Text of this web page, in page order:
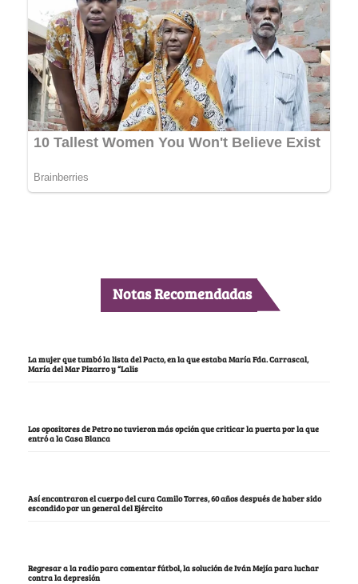
Notas Recomendadas
La mujer que tumbó la lista del Pacto, en la que estaba María Fda. Carrascal,
María del Mar Pizarro y “Lalis
Los opositores de Petro no tuvieron más opción que criticar la puerta por la que
entró a la Casa Blanca
Así encontraron el cuerpo del cura Camilo Torres, 60 años después de haber sido
escondido por un general del Ejército
Regresar a la radio para comentar fútbol, la solución de Iván Mejía para luchar
contra la depresión